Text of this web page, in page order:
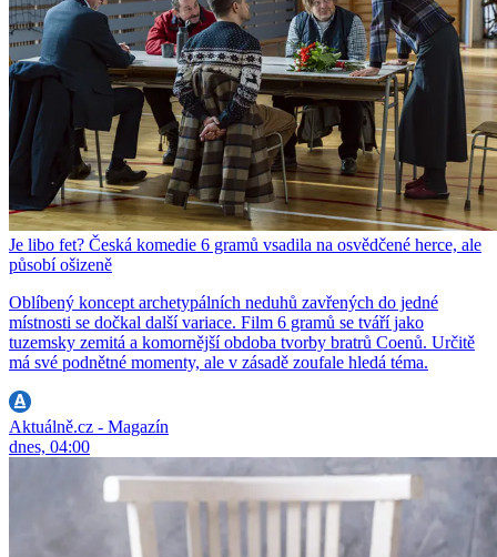
Je libo fet? Česká komedie 6 gramů vsadila na osvědčené herce, ale
působí ošizeně
Oblíbený koncept archetypálních neduhů zavřených do jedné
místnosti se dočkal další variace. Film 6 gramů se tváří jako
tuzemsky zemitá a komornější obdoba tvorby bratrů Coenů. Určitě
má své podnětné momenty, ale v zásadě zoufale hledá téma.
Aktuálně.cz - Magazín
dnes, 04:00